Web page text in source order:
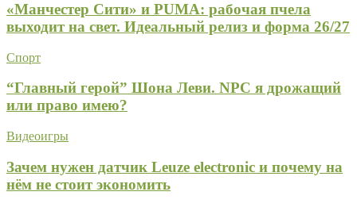
«Манчестер Сити» и PUMA: рабочая пчела
выходит на свет. Идеальный релиз и форма 26/27
Спорт
“Главный герой” Шона Леви. NPC я дрожащий
или право имею?
Видеоигры
Зачем нужен датчик Leuze electronic и почему на
нём не стоит экономить